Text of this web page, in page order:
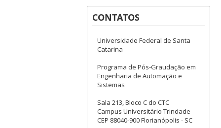
CONTATOS
Universidade Federal de Santa
Catarina
Programa de Pós-Graudação em
Engenharia de Automação e
Sistemas
Sala 213, Bloco C do CTC
Campus Universitário Trindade
CEP 88040-900 Florianópolis - SC